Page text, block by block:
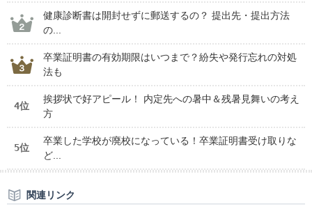
健康診断書は開封せずに郵送するの？ 提出先・提出方法
の...
卒業証明書の有効期限はいつまで？紛失や発行忘れの対処
法も
4位
挨拶状で好アピール！ 内定先への暑中＆残暑見舞いの考え
方
5位
卒業した学校が廃校になっている！卒業証明書受け取りな
ど...
関連リンク